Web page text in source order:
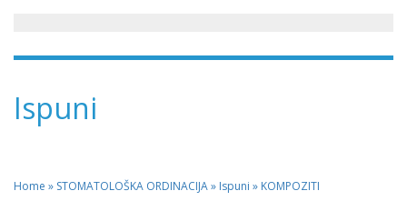
Ispuni
Home » STOMATOLOŠKA ORDINACIJA» Ispuni » KOMPOZITI